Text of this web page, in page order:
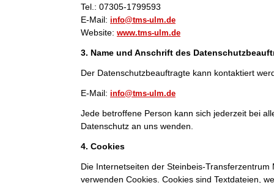
Tel.: 07305-1799593
E-Mail: info@tms-ulm.de
Website: www.tms-ulm.de
3. Name und Anschrift des
Der Datenschutzbeauftragte kann kontaktiert
E-Mail: info@tms-ulm.de
Jede betroffene Person kann sich jederzeit bei
Datenschutz an uns wenden.
4. Cookies
Die Internetseiten der Steinbeis-
verwenden Cookies. Cookies sind Textdateien,